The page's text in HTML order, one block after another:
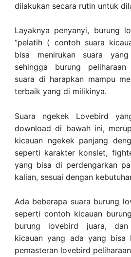
dilakukan secara rutin untuk
Layaknya penyanyi, burung
“pelatih ( contoh suara
bisa menirukan suara
sehingga burung
suara di harapkan mampu
terbaik yang di milikinya.
Suara ngekek Lovebird
download di bawah ini,
kicauan ngekek panjang
seperti karakter konslet,
yang bisa di perdengarkan
kalian, sesuai dengan
Ada beberapa suara burung
seperti contoh kicauan
burung lovebird juara,
kicauan yang ada yang bisa
pemasteran lovebird